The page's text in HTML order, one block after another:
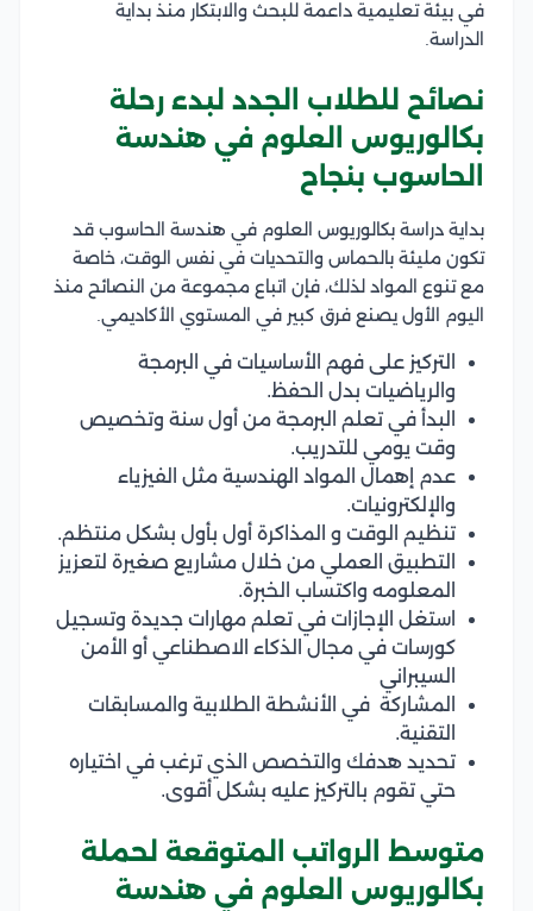
في بيئة تعليمية داعمة للبحث والابتكار منذ بداية
الدراسة.
نصائح للطلاب الجدد لبدء رحلة
بكالوريوس العلوم في هندسة
الحاسوب بنجاح
بداية دراسة بكالوريوس العلوم في هندسة الحاسوب قد
تكون مليئة بالحماس والتحديات في نفس الوقت، خاصة
مع تنوع المواد لذلك، فإن اتباع مجموعة من النصائح منذ
اليوم الأول يصنع فرق كبير في المستوي الأكاديمي.
التركيز على فهم الأساسيات في البرمجة
والرياضيات بدل الحفظ.
البدأ في تعلم البرمجة من أول سنة وتخصيص
وقت يومي للتدريب.
عدم إهمال المواد الهندسية مثل الفيزياء
والإلكترونيات.
تنظيم الوقت و المذاكرة أول بأول بشكل منتظم.
التطبيق العملي من خلال مشاريع صغيرة لتعزيز
المعلومه واكتساب الخبرة.
استغل الإجازات في تعلم مهارات جديدة وتسجيل
كورسات في مجال الذكاء الاصطناعي أو الأمن
السيبراني
المشاركة في الأنشطة الطلابية والمسابقات
التقنية.
تحديد هدفك والتخصص الذي ترغب في اختياره
حتي تقوم بالتركيز عليه بشكل أقوى.
متوسط الرواتب المتوقعة لحملة
بكالوريوس العلوم في هندسة